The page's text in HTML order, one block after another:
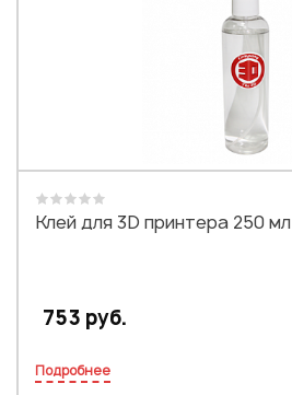
Клей для 3D принтера 250 мл
753 руб.
Подробнее